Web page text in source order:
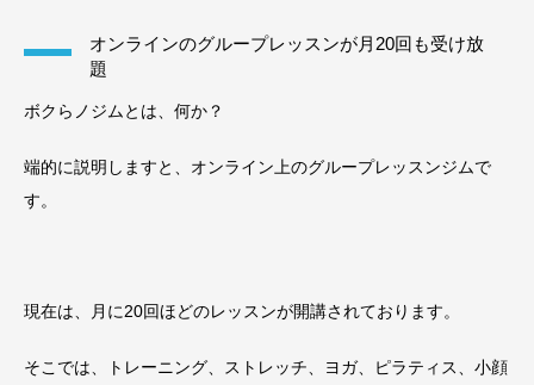
オンラインのグループレッスンが月20回も受け放
題
ボクらノジムとは、何か？
端的に説明しますと、オンライン上のグループレッスンジムで
す。
現在は、月に20回ほどのレッスンが開講されております。
そこでは、トレーニング、ストレッチ、ヨガ、ピラティス、小顔